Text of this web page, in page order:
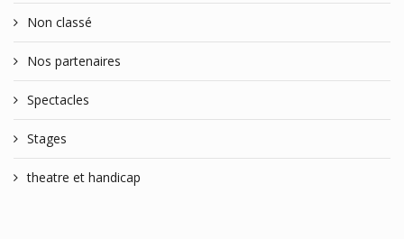
Non classé
Nos partenaires
Spectacles
Stages
theatre et handicap